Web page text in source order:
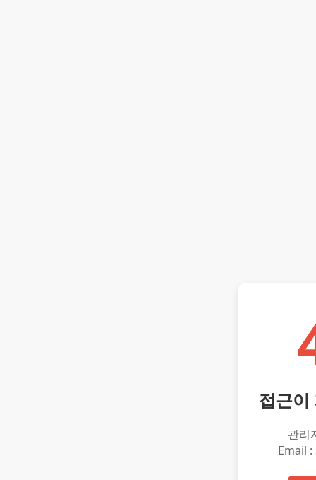
접근이
관리
Email